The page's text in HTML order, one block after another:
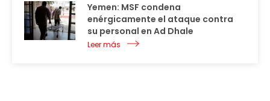
Yemen: MSF condena
enérgicamente el ataque contra
su personal en Ad Dhale
Leer más